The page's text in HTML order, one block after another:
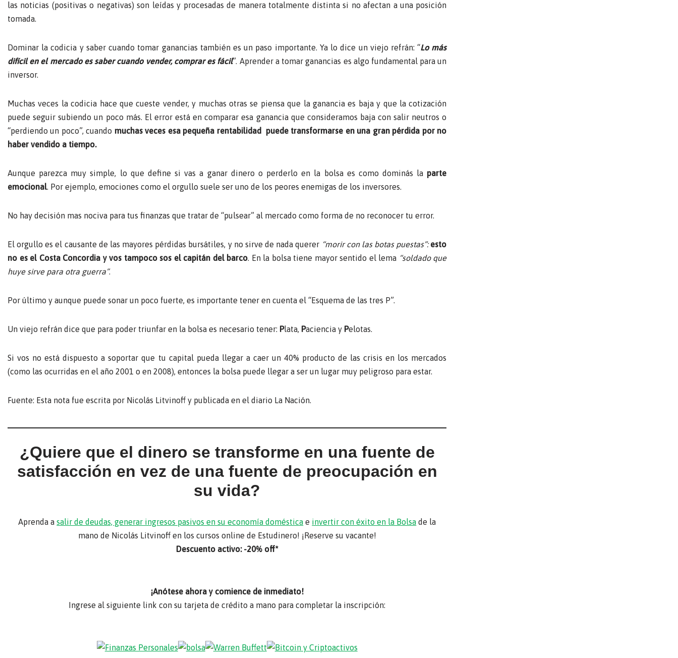
las noticias (positivas o negativas) son leídas y procesadas de manera totalmente distinta si no afectan a una posición
tomada.
Dominar la codicia y saber cuando tomar ganancias también es un paso importante. Ya lo dice un viejo refrán: “Lo más
difícil en el mercado es saber cuando vender, comprar es fácil”. Aprender a tomar ganancias es algo fundamental para un
inversor.
Muchas veces la codicia hace que cueste vender, y muchas otras se piensa que la ganancia es baja y que la cotización
puede seguir subiendo un poco más. El error está en comparar esa ganancia que consideramos baja con salir neutros o
“perdiendo un poco”, cuando muchas veces esa pequeña rentabilidad puede transformarse en una gran pérdida por no
haber vendido a tiempo.
Aunque parezca muy simple, lo que define si vas a ganar dinero o perderlo en la bolsa es como dominás laparte
emocional. Por ejemplo, emociones como el orgullo suele ser uno de los peores enemigas de los inversores.
No hay decisión mas nociva para tus finanzas que tratar de “pulsear” al mercado como forma de no reconocer tu error.
El orgullo es el causante de las mayores pérdidas bursátiles, y no sirve de nada querer “morir con las botas puestas”:esto
no es el Costa Concordia y vos tampoco sos el capitán del barco. En la bolsa tiene mayor sentido el lema “soldado que
huye sirve para otra guerra”.
Por último y aunque puede sonar un poco fuerte, es importante tener en cuenta el “Esquema de las tres P”.
Un viejo refrán dice que para poder triunfar en la bolsa es necesario tener: Plata, Paciencia y Pelotas.
Si vos no está dispuesto a soportar que tu capital pueda llegar a caer un 40% producto de las crisis en los mercados
(como las ocurridas en el año 2001 o en 2008), entonces la bolsa puede llegar a ser un lugar muy peligroso para estar.
Fuente: Esta nota fue escrita por Nicolás Litvinoff y publicada en el diario La Nación.
¿Quiere que el dinero se transforme en una fuente de
satisfacción en vez de una fuente de preocupación en
su vida?
Aprenda a salir de deudas, generar ingresos pasivos en su economía doméstica e invertir con éxito en la Bolsa de la
mano de Nicolás Litvinoff en los cursos online de Estudinero! ¡Reserve su vacante!
Descuento activo: -20% off*
¡Anótese ahora y comience de inmediato!
Ingrese al siguiente link con su tarjeta de crédito a mano para completar la inscripción: